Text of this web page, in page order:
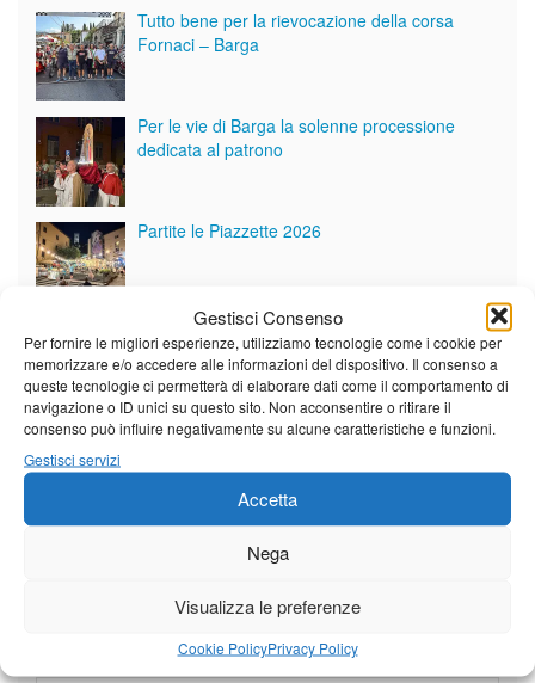
Gestisci Consenso
Per fornire le migliori esperienze, utilizziamo tecnologie come i cookie per
memorizzare e/o accedere alle informazioni del dispositivo. Il consenso a
queste tecnologie ci permetterà di elaborare dati come il comportamento di
navigazione o ID unici su questo sito. Non acconsentire o ritirare il
consenso può influire negativamente su alcune caratteristiche e funzioni.
Gestisci servizi
Accetta
Nega
Visualizza le preferenze
Cookie PolicyPrivacy Policy
Tutto bene per la rievocazione della corsa
Fornaci – Barga
Per le vie di Barga la solenne processione
dedicata al patrono
Partite le Piazzette 2026
Vedi tutti i servizi
Meteo
Il tempo di questo fine
ben al di sopra dei valori